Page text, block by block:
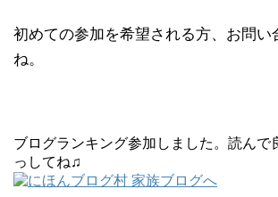
初めての参加を希望される方、お問い
ね。
ブログランキング参加しました。読んで
っしてね♫